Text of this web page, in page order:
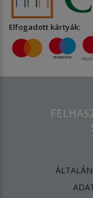
Elfogadott kártyák: